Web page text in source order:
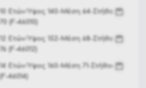
10 Ετών-Ύψος 140-Μέση 64-Στήθος
70
(F-46010)
12 Ετών-Ύψος 152-Μέση 68-Στήθος
76
(F-46012)
14 Ετών-Ύψος 160-Μέση 71-Στήθος 82
(F-46014)